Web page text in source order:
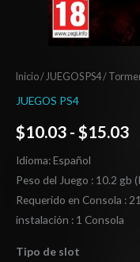
Inicio/ JUEGOS PS4/
JUEGOS PS4
$10.03 - $15.03
Idioma: Español
Peso del Juego : 10.2 gb
Requerido en Consola :
instalación : 1 Consola
Tipo de slot